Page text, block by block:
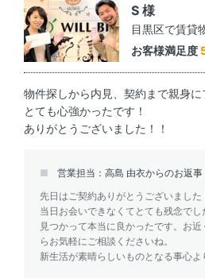
S 様
目黒区で賃貸
お客様満足度
物件探しから内見、契約まで親身に
とても心強かったです！
ありがとうございました！！
営業担当：高島 由衣からのお返事
先日はご契約ありがとうございました
当日お会いできなくてとても残念で
見つかって本当に良かったです。お
らお気軽にご相談くださいね。
新生活が素晴らしいものとなる事心よ